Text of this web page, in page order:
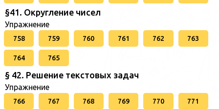
§41. Округление чисел
Упражнение
758 759 760 761 762 763
764 765
§ 42. Решение текстовых задач
Упражнение
766 767 768 769 770 771